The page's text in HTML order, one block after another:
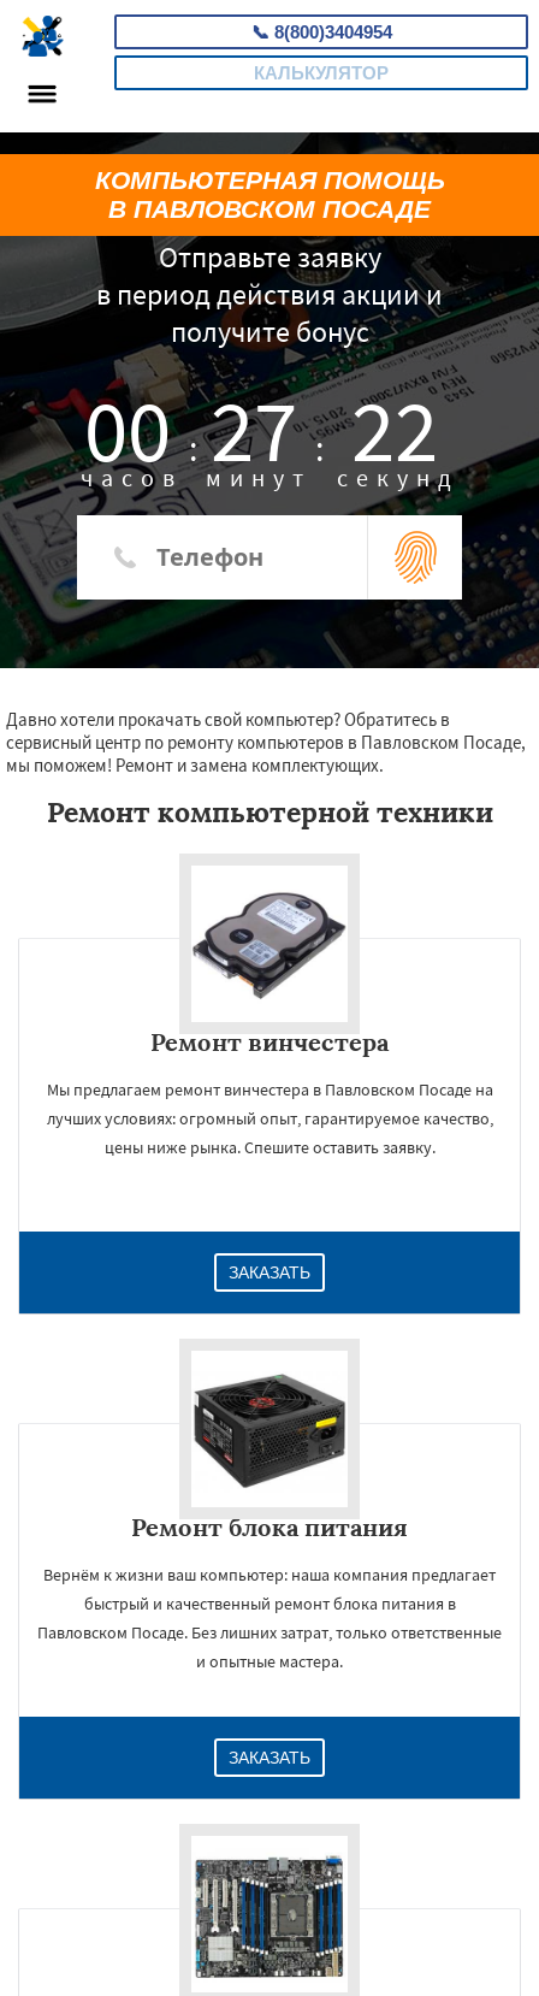
📞 8(800)3404954
КАЛЬКУЛЯТОР
Отправьте заявку
в период действия акции и
получите бонус
00 :
часов 27 :
минут 21
секунд
КОМПЬЮТЕРНАЯ ПОМОЩЬ
В ПАВЛОВСКОМ ПОСАДЕ
Давно хотели прокачать свой компьютер? Обратитесь в
сервисный центр по ремонту компьютеров в Павловском Посаде,
мы поможем! Ремонт и замена комплектующих.
Ремонт компьютерной техники
Ремонт винчестера
Мы предлагаем ремонт винчестера в Павловском Посаде на
лучших условиях: огромный опыт, гарантируемое качество,
цены ниже рынка. Спешите оставить заявку.
ЗАКАЗАТЬ
Ремонт блока питания
Вернём к жизни ваш компьютер: наша компания предлагает
быстрый и качественный ремонт блока питания в
Павловском Посаде. Без лишних затрат, только ответственные
и опытные мастера.
ЗАКАЗАТЬ